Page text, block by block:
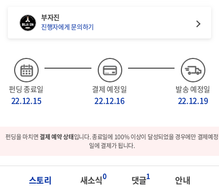
펀딩 종료일
22.12.15
결제 예정일
22.12.16
발송 예정일
22.12.19
부자진
진행자에게 문의하기
펀딩을 마치면결제 예약 상태입니다. 종료일에 100% 이상이 달성되었을 경우에만 결제예정
일에 결제가 됩니다.
스토리 새소식0 댓글1 안내